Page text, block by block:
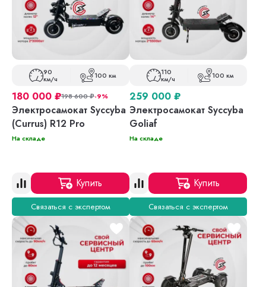
90
км/ч 100 км
180 000 ₽198 600₽-9%
Электросамокат Syccyba
(Currus) R12 Pro
На складе
Купить
Связаться с экспертом
110
км/ч 100 км
259 000 ₽
Электросамокат Syccyba
Goliaf
На складе
Купить
Связаться с экспертом